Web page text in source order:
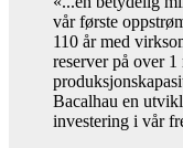
vår første
110 år med
reserver på over
Bacalhau en
investering i vår